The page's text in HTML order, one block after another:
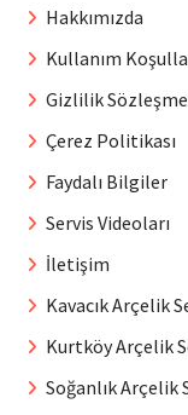
Hakkımızda
Kullanım
Gizlilik
Çerez Politikası
Faydalı Bilgiler
Servis Videoları
İletişim
Kavacık Arçelik
Kurtköy Arçelik
Soğanlık Arçelik